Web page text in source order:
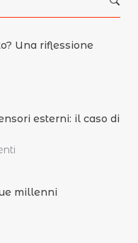
Una riflessione
esterni: il caso di
millenni